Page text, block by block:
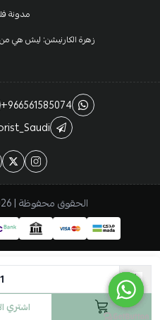
اشتري
مدونة
زهرة الكارنيشن: ليش هي من
+966561585074
الحقوق محفوظة | 2026